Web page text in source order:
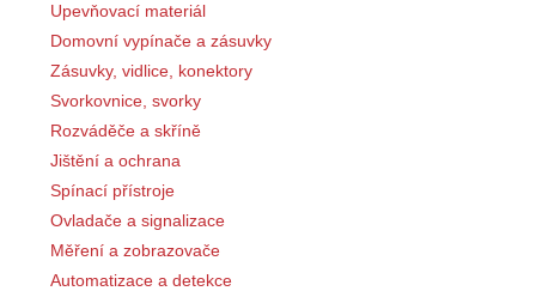
Upevňovací materiál
Domovní vypínače a zásuvky
Zásuvky, vidlice, konektory
Svorkovnice, svorky
Rozváděče a skříně
Jištění a ochrana
Spínací přístroje
Ovladače a signalizace
Měření a zobrazovače
Automatizace a detekce